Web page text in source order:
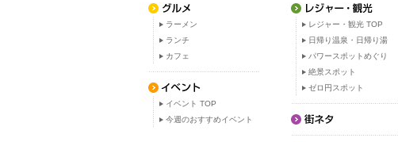
ラーメン
ランチ
カフェ
イベント TOP
今週のおすすめイベント
レジャー・観光 TOP
日帰り温泉・日帰り湯
パワースポットめぐり
絶景スポット
ゼロ円スポット